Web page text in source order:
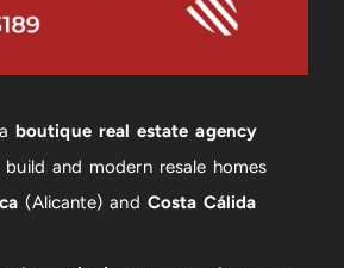
boutique real estate agency
build and modern resale homes
(Alicante) and Costa Cálida